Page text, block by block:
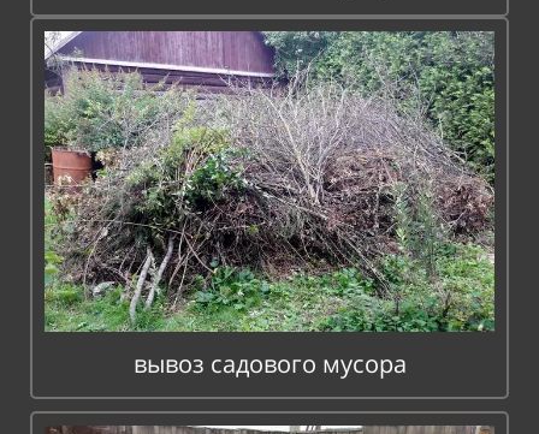
вывоз садового мусора